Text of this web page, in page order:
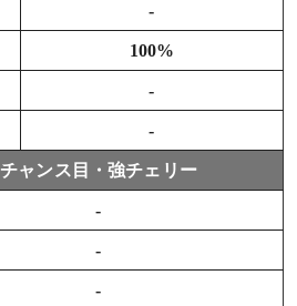
-
100%
-
-
チャンス目・強チェリー
-
-
-